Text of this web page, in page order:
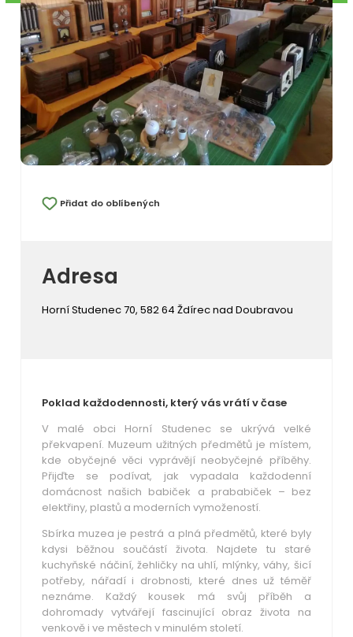
Přidat do oblíbených
Adresa
Horní Studenec 70, 582 64 Ždírec nad Doubravou
Poklad každodennosti, který vás vrátí v čase
V malé obci Horní Studenec se ukrývá velké
překvapení. Muzeum užitných předmětů je místem,
kde obyčejné věci vyprávějí neobyčejné příběhy.
Přijďte se podívat, jak vypadala každodenní
domácnost našich babiček a prababiček – bez
elektřiny, plastů a moderních vymožeností.
Sbírka muzea je pestrá a plná předmětů, které byly
kdysi běžnou součástí života. Najdete tu staré
kuchyňské náčiní, žehličky na uhlí, mlýnky, váhy, šicí
potřeby, nářadí i drobnosti, které dnes už téměř
neznáme. Každý kousek má svůj příběh a
dohromady vytvářejí fascinující obraz života na
venkově i ve městech v minulém století.